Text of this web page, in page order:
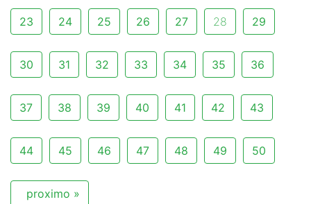
23 24 25 26 27 28 29
30 31 32 33 34 35 36
37 38 39 40 41 42 43
44 45 46 47 48 49 50
proximo »